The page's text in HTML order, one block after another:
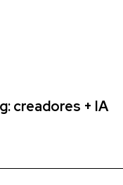
creadores + IA